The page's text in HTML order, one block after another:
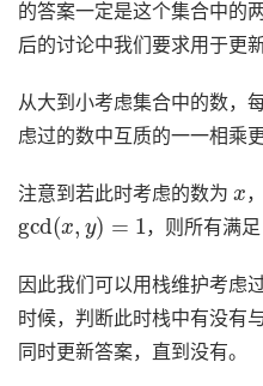
的答案一定是这个集合中的
后的讨论中我们要求用于更
从大到小考虑集合中的数，
虑过的数中互质的一一相乘
注意到若此时考虑的数为
gcd ( )
，则所有满足
因此我们可以用栈维护考虑
时候，判断此时栈中有没有
同时更新答案，直到没有。